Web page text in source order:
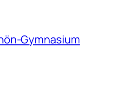
Gymnasium